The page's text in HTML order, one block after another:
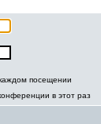
посещении
в этот раз